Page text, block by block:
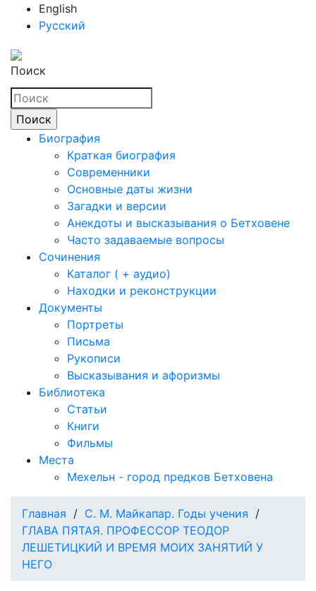
English
Русский
Поиск
Биография
Краткая биография
Современники
Основные даты жизни
Загадки и версии
Анекдоты и высказывания о Бетховене
Часто задаваемые вопросы
Сочинения
Каталог ( + аудио)
Находки и реконструкции
Документы
Портреты
Письма
Рукописи
Высказывания и афоризмы
Библиотека
Статьи
Книги
Фильмы
Места
Мехельн - город предков Бетховена
Главная / С. М. Майкапар. Годы учения /
ГЛАВА ПЯТАЯ. ПРОФЕССОР ТЕОДОР
ЛЕШЕТИЦКИЙ И ВРЕМЯ МОИХ ЗАНЯТИЙ У
НЕГО